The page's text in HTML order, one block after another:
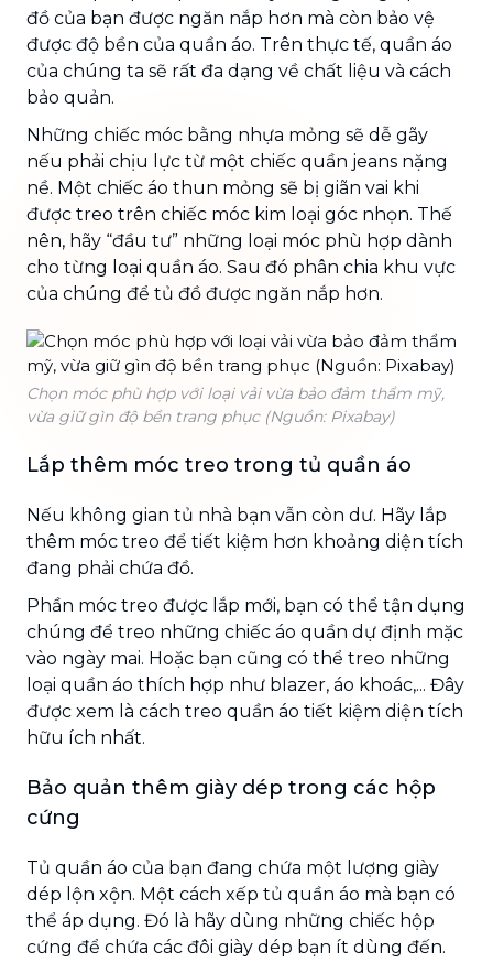
đồ của bạn được ngăn nắp hơn mà còn bảo vệ
được độ bền của quần áo. Trên thực tế, quần áo
của chúng ta sẽ rất đa dạng về chất liệu và cách
bảo quản.
Những chiếc móc bằng nhựa mỏng sẽ dễ gãy
nếu phải chịu lực từ một chiếc quần jeans nặng
nề. Một chiếc áo thun mỏng sẽ bị giãn vai khi
được treo trên chiếc móc kim loại góc nhọn. Thế
nên, hãy “đầu tư” những loại móc phù hợp dành
cho từng loại quần áo. Sau đó phân chia khu vực
của chúng để tủ đồ được ngăn nắp hơn.
Chọn móc phù hợp với loại vải vừa bảo đảm thẩm mỹ,
vừa giữ gìn độ bền trang phục (Nguồn: Pixabay)
Lắp thêm móc treo trong tủ quần áo
Nếu không gian tủ nhà bạn vẫn còn dư. Hãy lắp
thêm móc treo để tiết kiệm hơn khoảng diện tích
đang phải chứa đồ.
Phần móc treo được lắp mới, bạn có thể tận dụng
chúng để treo những chiếc áo quần dự định mặc
vào ngày mai. Hoặc bạn cũng có thể treo những
loại quần áo thích hợp như blazer, áo khoác,... Đây
được xem là cách treo quần áo tiết kiệm diện tích
hữu ích nhất.
Bảo quản thêm giày dép trong các hộp
cứng
Tủ quần áo của bạn đang chứa một lượng giày
dép lộn xộn. Một cách xếp tủ quần áo mà bạn có
thể áp dụng. Đó là hãy dùng những chiếc hộp
cứng để chứa các đôi giày dép bạn ít dùng đến.